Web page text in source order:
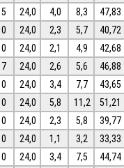
5 24,0 4,0 8,3
47,83
0 24,0 2,3 5,7
40,72
0 24,0 2,1 4,9
42,68
7 24,0 2,6 5,6
46,88
0 24,0 3,4 7,7
43,65
0 24,0 5,8 11,2
51,21
0 24,0 2,3 5,8
39,77
0 24,0 1,1 3,2
33,33
0 24,0 3,4 7,5
44,74